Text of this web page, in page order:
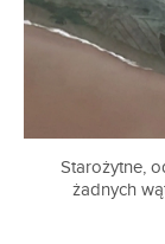
Starożytne,
żadnych